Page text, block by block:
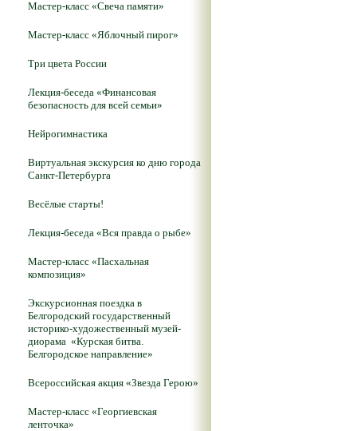
Мастер-класс «Свеча памяти»
Мастер-класс «Яблочный пирог»
Три цвета России
Лекция-беседа «Финансовая
безопасность для всей семьи»
Нейрогимнастика
Виртуальная экскурсия ко дню города
Санкт-Петербурга
Весёлые старты!
Лекция-беседа «Вся правда о рыбе»
Мастер-класс «Пасхальная
композиция»
Экскурсионная поездка в
Белгородский государственный
историко-художественный музей-
диорама «Курская битва.
Белгородское направление»
Всероссийская акция «Звезда Герою»
Мастер-класс «Георгиевская
ленточка»